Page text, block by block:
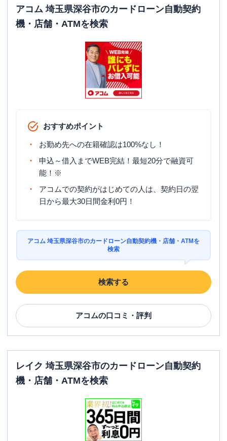
アコム 埼玉県深谷市のカードローン自動契約
機・店舗・ATMを検索
おすすめポイント
お勤め先への在籍確認は100%なし！
申込～借入までWEB完結！最短20分で融資可
能！※
アコムでの契約がはじめての人は、契約日の翌
日から最大30日間金利0円！
アコム 埼玉県深谷市のカードローン自動契約機・店舗・ATMを
検索
検索する
アコムの口コミ・評判
レイク 埼玉県深谷市のカードローン自動契約
機・店舗・ATMを検索